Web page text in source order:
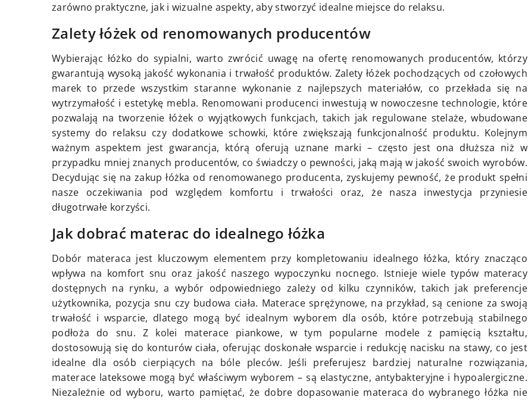
zarówno praktyczne, jak i wizualne aspekty, aby stworzyć idealne miejsce do relaksu.
Zalety łóżek od renomowanych producentów
Wybierając łóżko do sypialni, warto zwrócić uwagę na ofertę renomowanych producentów, którzy
gwarantują wysoką jakość wykonania i trwałość produktów. Zalety łóżek pochodzących od czołowych
marek to przede wszystkim staranne wykonanie z najlepszych materiałów, co przekłada się na
wytrzymałość i estetykę mebla. Renomowani producenci inwestują w nowoczesne technologie, które
pozwalają na tworzenie łóżek o wyjątkowych funkcjach, takich jak regulowane stelaże, wbudowane
systemy do relaksu czy dodatkowe schowki, które zwiększają funkcjonalność produktu. Kolejnym
ważnym aspektem jest gwarancja, którą oferują uznane marki – często jest ona dłuższa niż w
przypadku mniej znanych producentów, co świadczy o pewności, jaką mają w jakość swoich wyrobów.
Decydując się na zakup łóżka od renomowanego producenta, zyskujemy pewność, że produkt spełni
nasze oczekiwania pod względem komfortu i trwałości oraz, że nasza inwestycja przyniesie
długotrwałe korzyści.
Jak dobrać materac do idealnego łóżka
Dobór materaca jest kluczowym elementem przy kompletowaniu idealnego łóżka, który znacząco
wpływa na komfort snu oraz jakość naszego wypoczynku nocnego. Istnieje wiele typów materacy
dostępnych na rynku, a wybór odpowiedniego zależy od kilku czynników, takich jak preferencje
użytkownika, pozycja snu czy budowa ciała. Materace sprężynowe, na przykład, są cenione za swoją
trwałość i wsparcie, dlatego mogą być idealnym wyborem dla osób, które potrzebują stabilnego
podłoża do snu. Z kolei materace piankowe, w tym popularne modele z pamięcią kształtu,
dostosowują się do konturów ciała, oferując doskonałe wsparcie i redukcję nacisku na stawy, co jest
idealne dla osób cierpiących na bóle pleców. Jeśli preferujesz bardziej naturalne rozwiązania,
materace lateksowe mogą być właściwym wyborem – są elastyczne, antybakteryjne i hypoalergiczne.
Niezależnie od wyboru, warto pamiętać, że dobre dopasowanie materaca do wybranego łóżka nie